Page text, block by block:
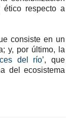
ético respecto a
consiste en un
y, por último, la
del río’, que
del ecosistema